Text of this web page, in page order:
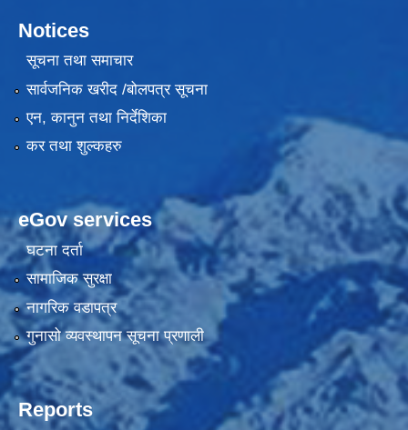
Notices
सूचना तथा समाचार
सार्वजनिक खरीद /बोलपत्र सूचना
एन, कानुन तथा निर्देशिका
कर तथा शुल्कहरु
eGov services
घटना दर्ता
सामाजिक सुरक्षा
नागरिक वडापत्र
गुनासो व्यवस्थापन सूचना प्रणाली
Reports